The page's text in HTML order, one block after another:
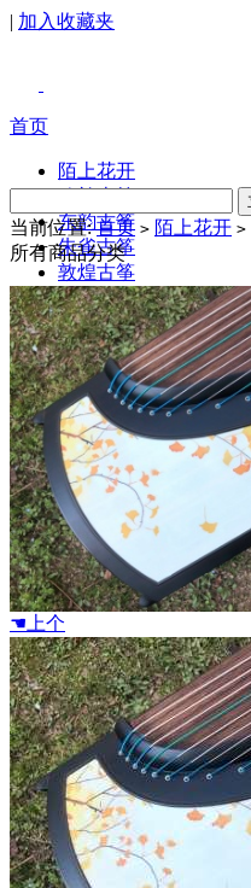
| 加入收藏夹
首页
陌上花开
鸣韵古筝
东韵古筝
朱雀古筝
敦煌古筝
配件
新品上市热销商品
当前位置:首页 > 陌上花开 >
所有商品分类
☚上个